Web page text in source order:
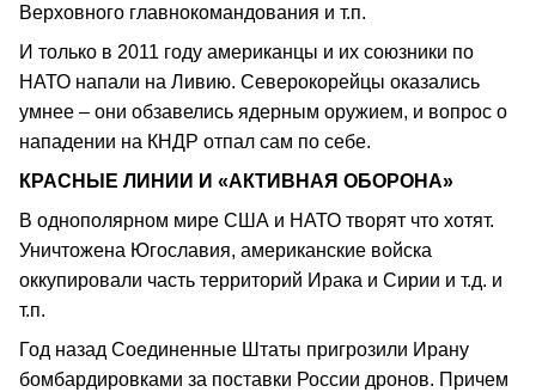
Верховного главнокомандования и т.п.
И только в 2011 году американцы и их союзники по
НАТО напали на Ливию. Северокорейцы оказались
умнее – они обзавелись ядерным оружием, и вопрос о
нападении на КНДР отпал сам по себе.
КРАСНЫЕ ЛИНИИ И «АКТИВНАЯ ОБОРОНА»
В однополярном мире США и НАТО творят что хотят.
Уничтожена Югославия, американские войска
оккупировали часть территорий Ирака и Сирии и т.д. и
т.п.
Год назад Соединенные Штаты пригрозили Ирану
бомбардировками за поставки России дронов. Причем